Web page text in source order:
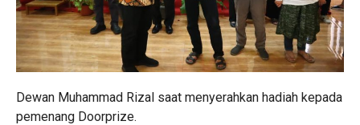
Dewan Muhammad Rizal saat menyerahkan hadiah kepada
pemenang Doorprize.